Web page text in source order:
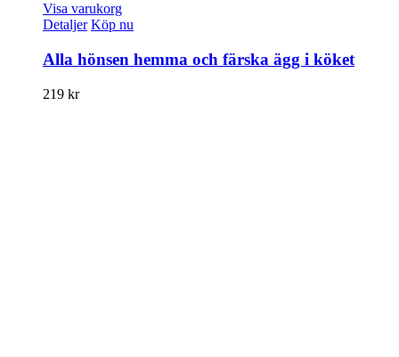
Visa varukorg
Detaljer Köp nu
Alla hönsen hemma och färska ägg i köket
219 kr